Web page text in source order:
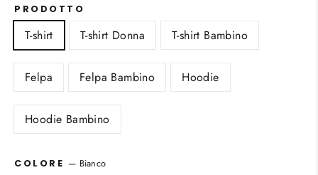
PRODOTTO
T-shirt T-shirt Donna T-shirt Bambino
Felpa Felpa Bambino Hoodie
Hoodie Bambino
COLORE — Bianco